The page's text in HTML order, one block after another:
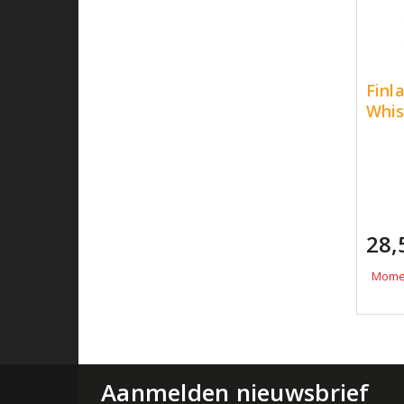
Aanmelden nieuwsbrief